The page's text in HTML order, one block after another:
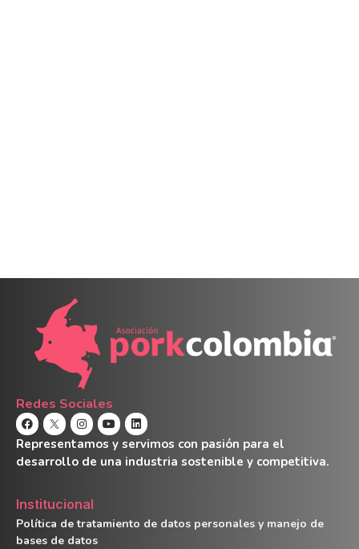
Redes Sociales
Representamos y servimos con pasión para el
desarrollo de una industria sostenible y competitiva.
Institucional
Política de tratamiento de datos personales y manejo de
bases de datos